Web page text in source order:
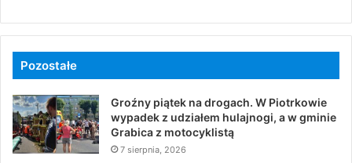
Pozostałe
Groźny piątek na drogach. W Piotrkowie
wypadek z udziałem hulajnogi, a w gminie
Grabica z motocyklistą
7 sierpnia, 2026